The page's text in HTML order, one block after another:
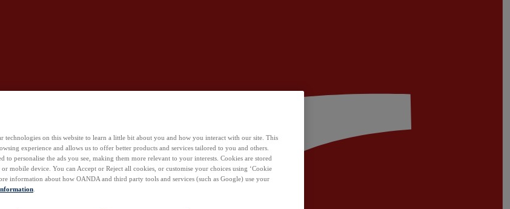
technologies on this website to learn a little bit about you and how you interact with our site. This
experience and allows us to offer better products and services tailored to you and others.
to personalise the ads you see, making them more relevant to your interests. Cookies are stored
mobile device. You can Accept or Reject all cookies, or customise your choices using ‘Cookie
information about how OANDA and third party tools and services (such as Google) use your